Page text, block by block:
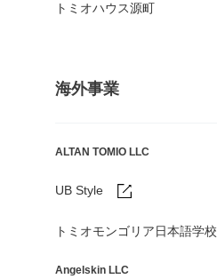
トミオハウス源町
海外事業
ALTAN TOMIO LLC
UB Style
トミオモンゴリア日本語学校
Angelskin LLC